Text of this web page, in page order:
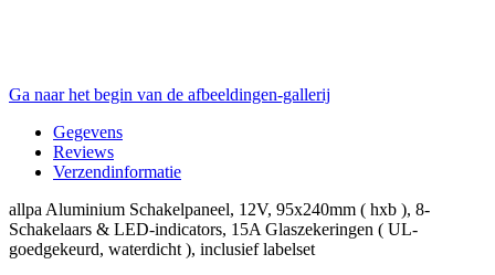
Ga naar het begin van de afbeeldingen-gallerij
Gegevens
Reviews
Verzendinformatie
allpa Aluminium Schakelpaneel, 12V, 95x240mm ( hxb ), 8-
Schakelaars & LED-indicators, 15A Glaszekeringen ( UL-
goedgekeurd, waterdicht ), inclusief labelset